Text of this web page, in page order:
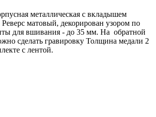
металлическая с вкладышем
матовый, декорирован узором по
для вшивания - до 35 мм. На обратной
сделать гравировку Толщина медали 2
с лентой.